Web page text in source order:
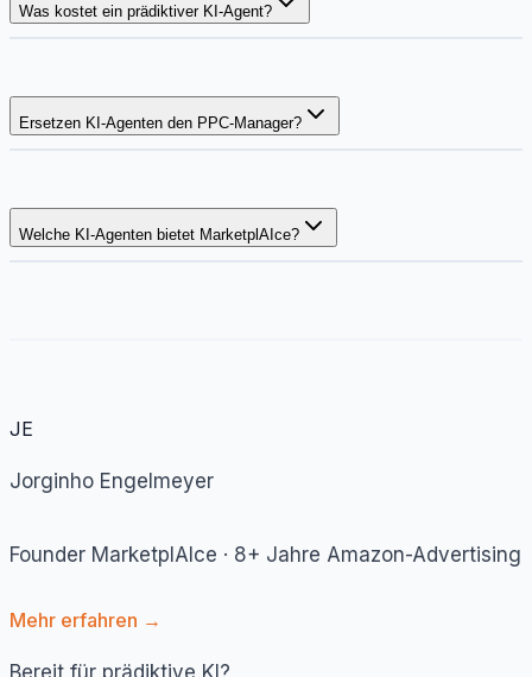
Was kostet ein prädiktiver KI-Agent?
Ersetzen KI-Agenten den PPC-Manager?
Welche KI-Agenten bietet MarketplAIce?
JE
Jorginho Engelmeyer
Founder MarketplAIce · 8+ Jahre Amazon-Advertising
Mehr erfahren →
Bereit für prädiktive KI?